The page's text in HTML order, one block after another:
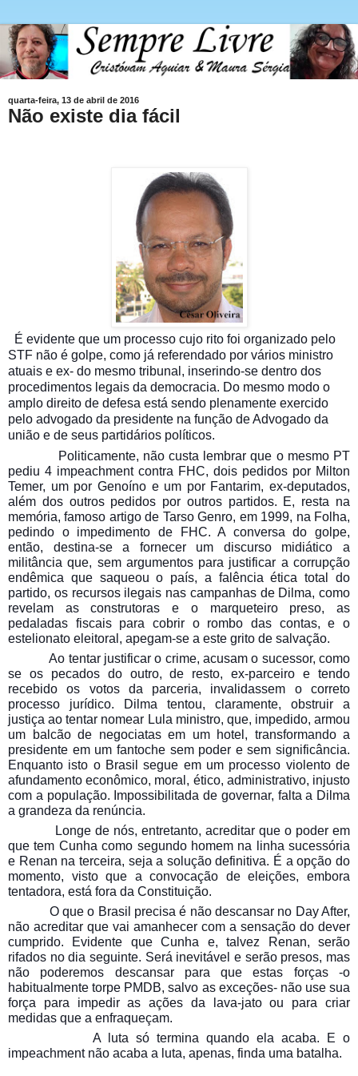
quarta-feira, 13 de abril de 2016
Não existe dia fácil
É evidente que um processo cujo rito foi organizado pelo
STF não é golpe, como já referendado por vários ministro
atuais e ex- do mesmo tribunal, inserindo-se dentro dos
procedimentos legais da democracia. Do mesmo modo o
amplo direito de defesa está sendo plenamente exercido
pelo advogado da presidente na função de Advogado da
união e de seus partidários políticos.
Politicamente, não custa lembrar que o mesmo PT
pediu 4 impeachment contra FHC, dois pedidos por Milton
Temer, um por Genoíno e um por Fantarim, ex-deputados,
além dos outros pedidos por outros partidos. E, resta na
memória, famoso artigo de Tarso Genro, em 1999, na Folha,
pedindo o impedimento de FHC. A conversa do golpe,
então, destina-se a fornecer um discurso midiático a
militância que, sem argumentos para justificar a corrupção
endêmica que saqueou o país, a falência ética total do
partido, os recursos ilegais nas campanhas de Dilma, como
revelam as construtoras e o marqueteiro preso, as
pedaladas fiscais para cobrir o rombo das contas, e o
estelionato eleitoral, apegam-se a este grito de salvação.
Ao tentar justificar o crime, acusam o sucessor, como
se os pecados do outro, de resto, ex-parceiro e tendo
recebido os votos da parceria, invalidassem o correto
processo jurídico. Dilma tentou, claramente, obstruir a
justiça ao tentar nomear Lula ministro, que, impedido, armou
um balcão de negociatas em um hotel, transformando a
presidente em um fantoche sem poder e sem significância.
Enquanto isto o Brasil segue em um processo violento de
afundamento econômico, moral, ético, administrativo, injusto
com a população. Impossibilitada de governar, falta a Dilma
a grandeza da renúncia.
Longe de nós, entretanto, acreditar que o poder em
que tem Cunha como segundo homem na linha sucessória
e Renan na terceira, seja a solução definitiva. É a opção do
momento, visto que a convocação de eleições, embora
tentadora, está fora da Constituição.
O que o Brasil precisa é não descansar no Day After,
não acreditar que vai amanhecer com a sensação do dever
cumprido. Evidente que Cunha e, talvez Renan, serão
rifados no dia seguinte. Será inevitável e serão presos, mas
não poderemos descansar para que estas forças -o
habitualmente torpe PMDB, salvo as exceções- não use sua
força para impedir as ações da lava-jato ou para criar
medidas que a enfraqueçam.
A luta só termina quando ela acaba. E o
impeachment não acaba a luta, apenas, finda uma batalha.